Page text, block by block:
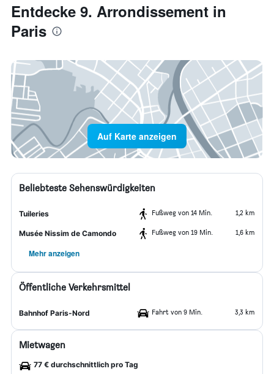
Entdecke 9. Arrondissement in
Paris
Auf Karte anzeigen
Beliebteste Sehenswürdigkeiten
Tuileries Fußweg von 14 Min. 1,2 km
Musée Nissim de Camondo Fußweg von 19 Min. 1,6 km
Mehr anzeigen
Öffentliche Verkehrsmittel
Bahnhof Paris-Nord Fahrt von 9 Min. 3,3 km
Mietwagen
77 € durchschnittlich pro Tag